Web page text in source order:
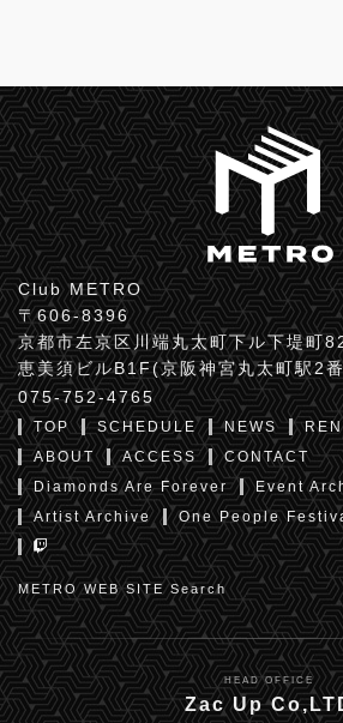
Club METRO
〒606-8396
京都市左京区川端丸太町下ル下堤町
恵美須ビルB1F(京阪神宮丸太町駅2
075-752-4765
TOP SCHEDULE NEWS
ABOUT
ACCESS
CONTACT
Diamonds Are Forever
Event
Artist Archive
One People
METRO WEB SITE Search
HEAD OFFICE
Zac Up